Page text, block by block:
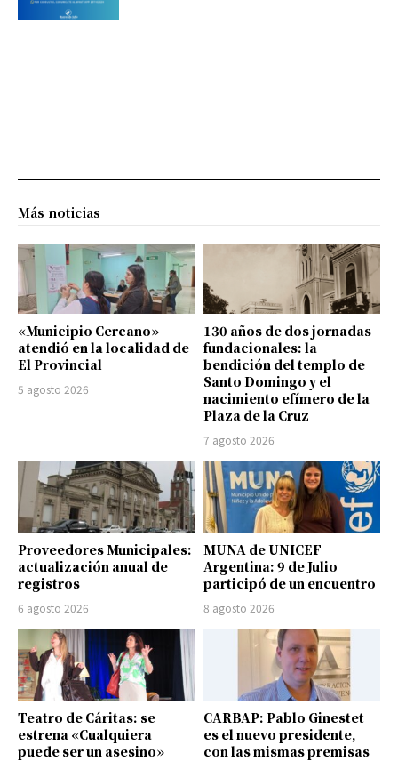
Más noticias
«Municipio Cercano»
atendió en la localidad de
El Provincial
5 agosto 2026
130 años de dos jornadas
fundacionales: la
bendición del templo de
Santo Domingo y el
nacimiento efímero de la
Plaza de la Cruz
7 agosto 2026
Proveedores Municipales:
actualización anual de
registros
6 agosto 2026
MUNA de UNICEF
Argentina: 9 de Julio
participó de un encuentro
8 agosto 2026
Teatro de Cáritas: se
estrena «Cualquiera
puede ser un asesino»
CARBAP: Pablo Ginestet
es el nuevo presidente,
con las mismas premisas